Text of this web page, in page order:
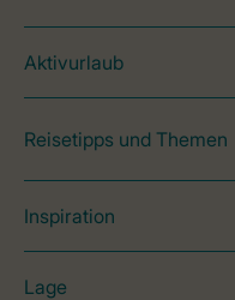
Aktivurlaub
Reisetipps und Themen
Inspiration
Lage